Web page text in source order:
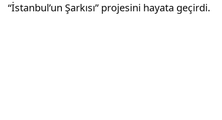
“İstanbul’un Şarkısı” projesini hayata geçirdi.